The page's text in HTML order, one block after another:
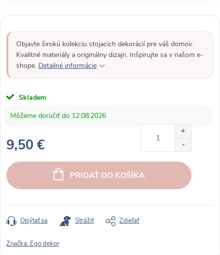
Objavte širokú kolekciu stojacich dekorácií pre váš domov.
Kvalitné materiály a originálny dizajn. Inšpirujte sa v našom e-
shope. Detailné informácie
Skladem
12.08.2026
9,50 €
e
d
o
t
o
PRIDAŤ DO KOŠÍKA
Opýtať sa Strážiť Zdieľať
Značka: Ego dekor